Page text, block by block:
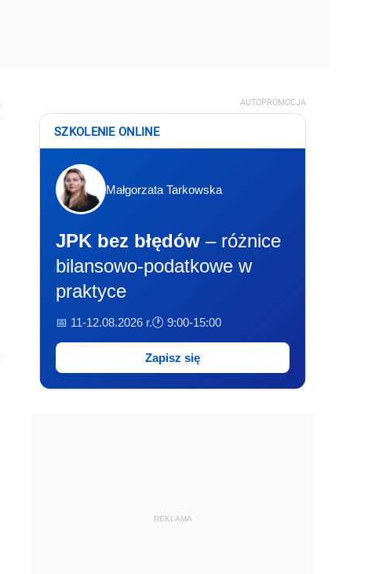
AUTOPROMOCJA
SZKOLENIE ONLINE
Małgorzata Tarkowska
JPK bez błędów – różnice
bilansowo-podatkowe w
praktyce
📅 11-12.08.2026 r.🕐 9:00-15:00
Zapisz się
REKLAMA